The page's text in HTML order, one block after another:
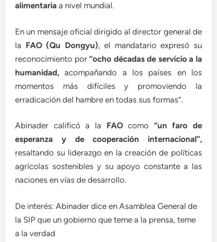
alimentaria a nivel mundial.
En un mensaje oficial dirigido al director general de
la FAO (Qu Dongyu), el mandatario expresó su
reconocimiento por“ocho décadas de servicio a la
humanidad, acompañando a los países en los
momentos más difíciles y promoviendo la
erradicación del hambre en todas sus formas”.
Abinader calificó a la FAOcomo “un faro de
esperanza y de cooperación internacional”,
resaltando su liderazgo en la creación de políticas
agrícolas sostenibles y su apoyo constante a las
naciones en vías de desarrollo.
De interés: Abinader dice en Asamblea General de
la SIP que un gobierno que teme a la prensa, teme
a la verdad